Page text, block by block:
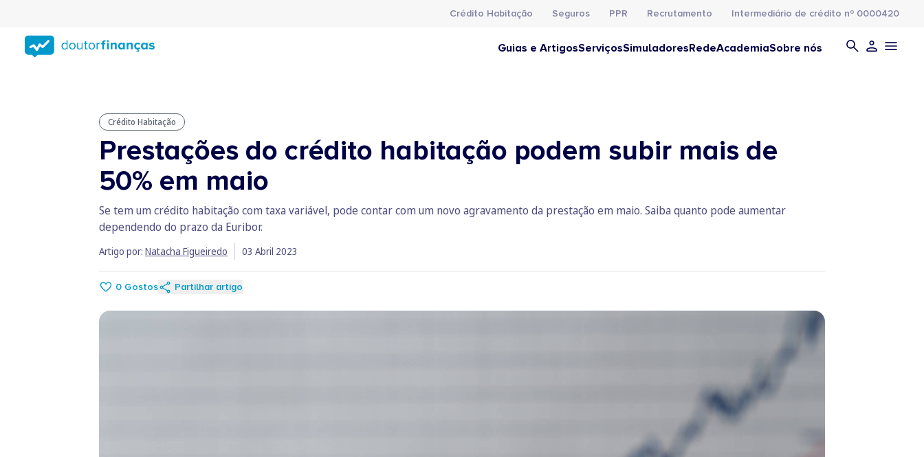
conteúdo
principal
Crédito Habitação Seguros PPR Recrutamento Intermediário de crédito nº 0000420
Guias e ArtigosServiçosSimuladoresRedeAcademiaSobre nós
Crédito Habitação
Prestações do crédito habitação podem subir mais de
50% em maio
Se tem um crédito habitação com taxa variável, pode contar com um novo agravamento da prestação em maio. Saiba quanto pode aumentar
dependendo do prazo da Euribor.
Artigo por: Natacha Figueiredo 03 Abril 2023
0 Gostos Partilhar artigo